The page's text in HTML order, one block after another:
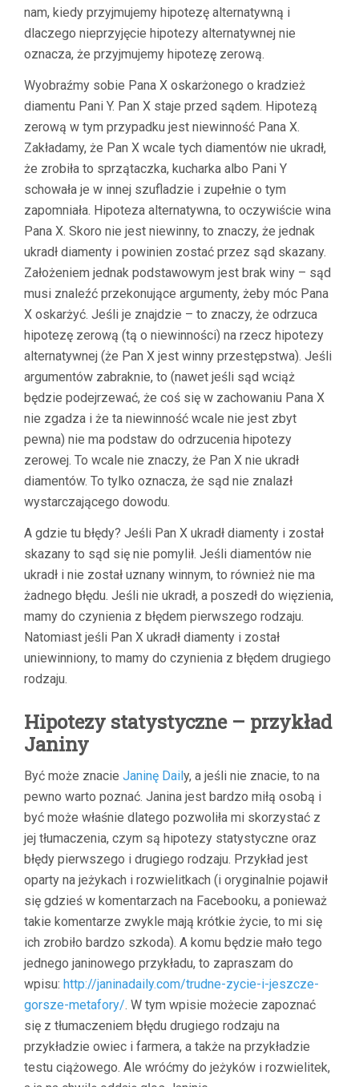
nam, kiedy przyjmujemy hipotezę alternatywną i
dlaczego nieprzyjęcie hipotezy alternatywnej nie
oznacza, że przyjmujemy hipotezę zerową.
Wyobraźmy sobie Pana X oskarżonego o kradzież
diamentu Pani Y. Pan X staje przed sądem. Hipotezą
zerową w tym przypadku jest niewinność Pana X.
Zakładamy, że Pan X wcale tych diamentów nie ukradł,
że zrobiła to sprzątaczka, kucharka albo Pani Y
schowała je w innej szufladzie i zupełnie o tym
zapomniała. Hipoteza alternatywna, to oczywiście wina
Pana X. Skoro nie jest niewinny, to znaczy, że jednak
ukradł diamenty i powinien zostać przez sąd skazany.
Założeniem jednak podstawowym jest brak winy – sąd
musi znaleźć przekonujące argumenty, żeby móc Pana
X oskarżyć. Jeśli je znajdzie – to znaczy, że odrzuca
hipotezę zerową (tą o niewinności) na rzecz hipotezy
alternatywnej (że Pan X jest winny przestępstwa). Jeśli
argumentów zabraknie, to (nawet jeśli sąd wciąż
będzie podejrzewać, że coś się w zachowaniu Pana X
nie zgadza i że ta niewinność wcale nie jest zbyt
pewna) nie ma podstaw do odrzucenia hipotezy
zerowej. To wcale nie znaczy, że Pan X nie ukradł
diamentów. To tylko oznacza, że sąd nie znalazł
wystarczającego dowodu.
A gdzie tu błędy? Jeśli Pan X ukradł diamenty i został
skazany to sąd się nie pomylił. Jeśli diamentów nie
ukradł i nie został uznany winnym, to również nie ma
żadnego błędu. Jeśli nie ukradł, a poszedł do więzienia,
mamy do czynienia z błędem pierwszego rodzaju.
Natomiast jeśli Pan X ukradł diamenty i został
uniewinniony, to mamy do czynienia z błędem drugiego
rodzaju.
Hipotezy statystyczne – przykład
Janiny
Być może znacie Janinę Daily, a jeśli nie znacie, to na
pewno warto poznać. Janina jest bardzo miłą osobą i
być może właśnie dlatego pozwoliła mi skorzystać z
jej tłumaczenia, czym są hipotezy statystyczne oraz
błędy pierwszego i drugiego rodzaju. Przykład jest
oparty na jeżykach i rozwielitkach (i oryginalnie pojawił
się gdzieś w komentarzach na Facebooku, a ponieważ
takie komentarze zwykle mają krótkie życie, to mi się
ich zrobiło bardzo szkoda). A komu będzie mało tego
jednego janinowego przykładu, to zapraszam do
wpisu: http://janinadaily.com/trudne-zycie-i-jeszcze-
gorsze-metafory/. W tym wpisie możecie zapoznać
się z tłumaczeniem błędu drugiego rodzaju na
przykładzie owiec i farmera, a także na przykładzie
testu ciążowego. Ale wróćmy do jeżyków i rozwielitek,